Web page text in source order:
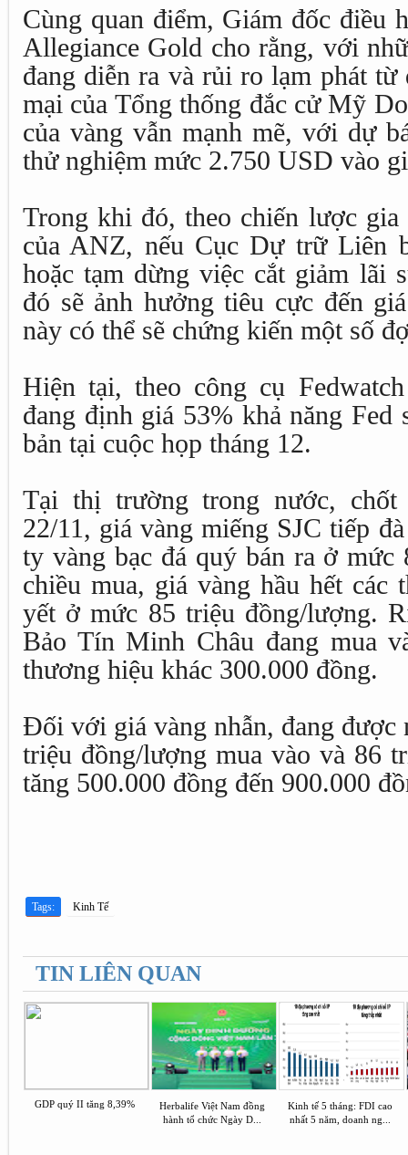
Cùng quan điểm, Giám đốc điều
Allegiance Gold cho rằng, với
đang diễn ra và rủi ro lạm phát từ
mại của Tổng thống đắc cử Mỹ
của vàng vẫn mạnh mẽ, với dự
thử nghiệm mức 2.750 USD vào
Trong khi đó, theo chiến lược
của ANZ, nếu Cục Dự trữ Liên
hoặc tạm dừng việc cắt giảm lãi
đó sẽ ảnh hưởng tiêu cực đến
này có thể sẽ chứng kiến một số
Hiện tại, theo công cụ
đang định giá 53% khả năng Fed
bản tại cuộc họp tháng 12.
Tại thị trường trong nước, chốt
22/11, giá vàng miếng SJC tiếp
ty vàng bạc đá quý bán ra ở
chiều mua, giá vàng hầu hết các
yết ở mức 85 triệu đồng/lượng.
Bảo Tín Minh Châu đang mua
thương hiệu khác 300.000 đồng.
Đối với giá vàng nhẫn, đang được
triệu đồng/lượng mua vào và 86
tăng 500.000 đồng đến 900.000
Tags: Kinh Tế
TIN LIÊN QUAN
GDP quý II tăng 8,39%
Herbalife Việt Nam đồng
hành tổ chức Ngày D...
Kinh tế 5 tháng: FDI cao
nhất 5 năm, doanh ng...